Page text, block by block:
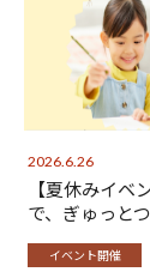
2026.6.26
【夏休みイベ
で、ぎゅっと
イベント開催